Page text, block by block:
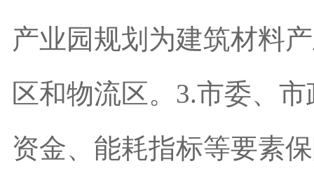
产业园规划为建筑材料
区和物流区。3.市委、
资金、能耗指标等要素